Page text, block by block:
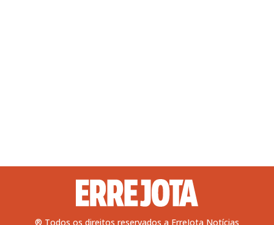
® Todos os direitos reservados a ErreJota Notícias